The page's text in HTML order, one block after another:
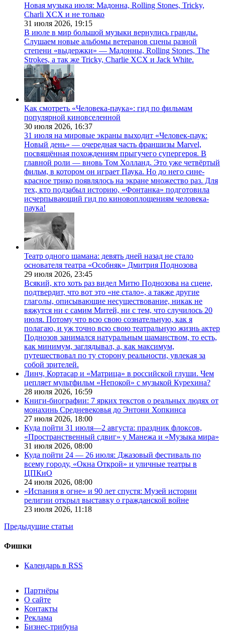
Новая музыка июля: Мадонна, Rolling Stones, Tricky,
Charli XCX и не только
31 июля 2026, 19:15
В июле в мир большой музыки вернулись гранды.
Слушаем новые альбомы ветеранов сцены разной
степени «выдержки» — Мадонны, Rolling Stones, The
Strokes, а так же Tricky, Charlie XCX и Jack White.
Как смотреть «Человека-паука»: гид по фильмам
популярной киновселенной
30 июля 2026, 16:37
31 июля на мировые экраны выходит «Человек-паук:
Новый день» — очередная часть франшизы Marvel,
посвящённая похождениям прыгучего супергероя. В
главной роли — вновь Том Холланд. Это уже четвёртый
фильм, в котором он играет Паука. Но до него сине-
красное трико появлялось на экране множество раз. Для
тех, кто подзабыл историю, «Фонтанка» подготовила
исчерпывающий гид по киновоплощениям человека-
паука!
Театр одного шамана: девять дней назад не стало
основателя театра «Особняк» Дмитрия Поднозова
29 июля 2026, 23:45
Всякий, кто хоть раз видел Митю Поднозова на сцене,
подтвердит, что вот это «не стало», а также другие
глаголы, описывающие несуществование, никак не
вяжутся ни с самим Митей, ни с тем, что случилось 20
июля. Потому что всю свою сознательную, как я
полагаю, и уж точно всю свою театральную жизнь актер
Поднозов занимался натуральным шаманством, то есть,
как минимум, заглядывал, а, как максимум,
путешествовал по ту сторону реальности, увлекая за
собой зрителей.
Линч, Кортасар и «Матрица» в российской глуши. Чем
цепляет мультфильм «Непокой» с музыкой Курехина?
28 июля 2026, 16:59
Книги-биографии: 7 ярких текстов о реальных людях от
монахинь Средневековья до Энтони Хопкинса
27 июля 2026, 18:00
Куда пойти 31 июля—2 августа: праздник флоксов,
«Пространственный сдвиг» у Манежа и «Музыка мира»
31 июля 2026, 08:00
Куда пойти 24 — 26 июля: Джазовый фестиваль по
всему городу, «Окна Открой» и уличные театры в
ЦПКиО
24 июля 2026, 08:00
«Испания в огне» и 90 лет спустя: Музей истории
религии открыл выставку о гражданской войне
23 июля 2026, 11:18
Предыдущие статьи
Фишки
Календарь в RSS
Партнёры
О сайте
Контакты
Реклама
Бизнес-трибуна